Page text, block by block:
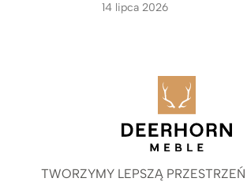
14 lipca 2026
TWORZYMY LEPSZĄ